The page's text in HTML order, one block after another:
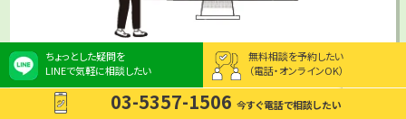
ちょっとした疑問を
LINEで気軽に相談したい
無料相談を予約したい
（電話・オンラインOK）
03-5357-1506 今すぐ電話で相談したい
個人情報の開示、訂正、利用停止への対応
自己の個人情報についての開示、訂正、利用停止等の請求につ
いての窓口を設置し、ご本人または代理人であることを確認の
上で遅滞なく、速やかに対応を行います。
詳細へ